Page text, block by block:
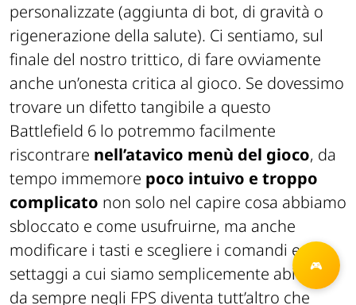
personalizzate (aggiunta di bot, di gravità o
rigenerazione della salute). Ci sentiamo, sul
finale del nostro trittico, di fare ovviamente
anche un’onesta critica al gioco. Se dovessimo
trovare un difetto tangibile a questo
Battlefield 6 lo potremmo facilmente
riscontrare nell’atavico menù del gioco, da
tempo immemore poco intuivo e troppo
complicato non solo nel capire cosa abbiamo
sbloccato e come usufruirne, ma anche
modificare i tasti e scegliere i comandi ed i
settaggi a cui siamo semplicemente abituati
da sempre negli FPS diventa tutt’altro che